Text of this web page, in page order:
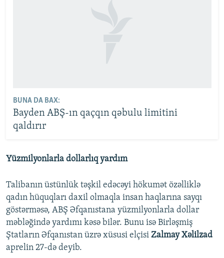
BUNA DA BAX:
Bayden ABŞ-ın qaçqın qəbulu limitini
qaldırır
Yüzmilyonlarla dollarlıq yardım
Talibanın üstünlük təşkil edəcəyi hökumət özəlliklə
qadın hüquqları daxil olmaqla insan haqlarına sayqı
göstərməsə, ABŞ Əfqanıstana yüzmilyonlarla dollar
məbləğində yardımı kəsə bilər. Bunu isə Birləşmiş
Ştatların Əfqanıstan üzrə xüsusi elçisi Zalmay Xəlilzad
aprelin 27-də deyib.